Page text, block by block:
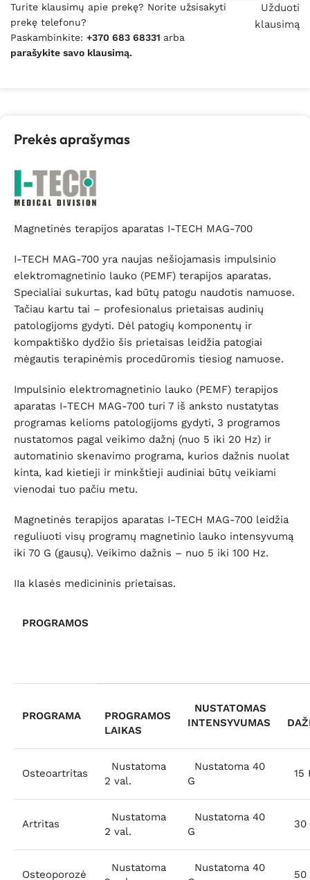
Turite klausimų apie prekę? Norite užsisakyti
prekę telefonu?
Paskambinkite: +370 683 68331 arba
parašykite savo klausimą.
Užduoti
klausimą
Prekės aprašymas
Magnetinės terapijos aparatas I-TECH MAG-700
I-TECH MAG-700 yra naujas nešiojamasis impulsinio
elektromagnetinio lauko (PEMF) terapijos aparatas.
Specialiai sukurtas, kad būtų patogu naudotis namuose.
Tačiau kartu tai – profesionalus prietaisas audinių
patologijoms gydyti. Dėl patogių komponentų ir
kompaktiško dydžio šis prietaisas leidžia patogiai
mėgautis terapinėmis procedūromis tiesiog namuose.
Impulsinio elektromagnetinio lauko (PEMF) terapijos
aparatas I-TECH MAG-700 turi 7 iš anksto nustatytas
programas kelioms patologijoms gydyti, 3 programos
nustatomos pagal veikimo dažnį (nuo 5 iki 20 Hz) ir
automatinio skenavimo programa, kurios dažnis nuolat
kinta, kad kietieji ir minkštieji audiniai būtų veikiami
vienodai tuo pačiu metu.
Magnetinės terapijos aparatas I-TECH MAG-700 leidžia
reguliuoti visų programų magnetinio lauko intensyvumą
iki 70 G (gausų). Veikimo dažnis – nuo 5 iki 100 Hz.
IIa klasės medicininis prietaisas.
PROGRAMOS
PROGRAMA
PROGRAMOS
LAIKAS
NUSTATOMAS
INTENSYVUMAS
Osteoartritas
Nustatoma
2 val.
Nustatoma 40
G
15
Artritas
Nustatoma
2 val.
Nustatoma 40
G
30
Osteoporozė
Nustatoma
Nustatoma 40
50